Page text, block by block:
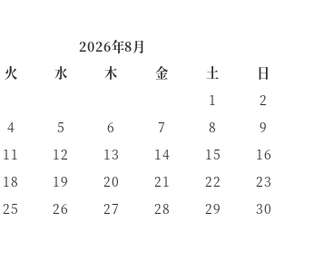
2026年8月
火 水 木 金 土
日
1
2
4 5 6 7 8
9
11 12 13 14 15
16
18 19 20 21 22
23
25 26 27 28 29
30